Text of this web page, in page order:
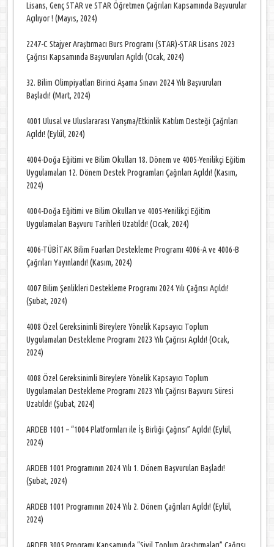
Lisans, Genç STAR ve STAR Öğretmen Çağrıları Kapsamında Başvurular
Açılıyor ! (Mayıs, 2024)
2247-C Stajyer Araştırmacı Burs Programı (STAR)-STAR Lisans 2023
Çağrısı Kapsamında Başvuruları Açıldı (Ocak, 2024)
32. Bilim Olimpiyatları Birinci Aşama Sınavı 2024 Yılı Başvuruları
Başladı! (Mart, 2024)
4001 Ulusal ve Uluslararası Yarışma/Etkinlik Katılım Desteği Çağrıları
Açıldı! (Eylül, 2024)
4004-Doğa Eğitimi ve Bilim Okulları 18. Dönem ve 4005-Yenilikçi Eğitim
Uygulamaları 12. Dönem Destek Programları Çağrıları Açıldı! (Kasım,
2024)
4004-Doğa Eğitimi ve Bilim Okulları ve 4005-Yenilikçi Eğitim
Uygulamaları Başvuru Tarihleri Uzatıldı! (Ocak, 2024)
4006-TÜBİTAK Bilim Fuarları Destekleme Programı 4006-A ve 4006-B
Çağrıları Yayınlandı! (Kasım, 2024)
4007 Bilim Şenlikleri Destekleme Programı 2024 Yılı Çağrısı Açıldı!
(Şubat, 2024)
4008 Özel Gereksinimli Bireylere Yönelik Kapsayıcı Toplum
Uygulamaları Destekleme Programı 2023 Yılı Çağrısı Açıldı! (Ocak,
2024)
4008 Özel Gereksinimli Bireylere Yönelik Kapsayıcı Toplum
Uygulamaları Destekleme Programı 2023 Yılı Çağrısı Başvuru Süresi
Uzatıldı! (Şubat, 2024)
ARDEB 1001 – “1004 Platformları ile İş Birliği Çağrısı” Açıldı! (Eylül,
2024)
ARDEB 1001 Programının 2024 Yılı 1. Dönem Başvuruları Başladı!
(Şubat, 2024)
ARDEB 1001 Programının 2024 Yılı 2. Dönem Çağrıları Açıldı! (Eylül,
2024)